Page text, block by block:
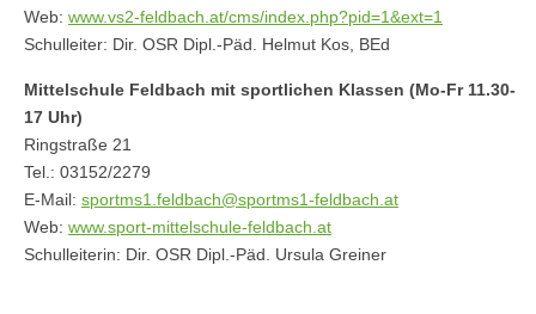
Web: www.vs2-feldbach.at/cms/index.php?pid=1&ext=1
Schulleiter: Dir. OSR Dipl.-Päd. Helmut Kos, BEd
Mittelschule Feldbach mit sportlichen Klassen (Mo-Fr 11.30-
17 Uhr)
Ringstraße 21
Tel.: 03152/2279
E-Mail: sportms1.feldbach@sportms1-feldbach.at
Web: www.sport-mittelschule-feldbach.at
Schulleiterin: Dir. OSR Dipl.-Päd. Ursula Greiner